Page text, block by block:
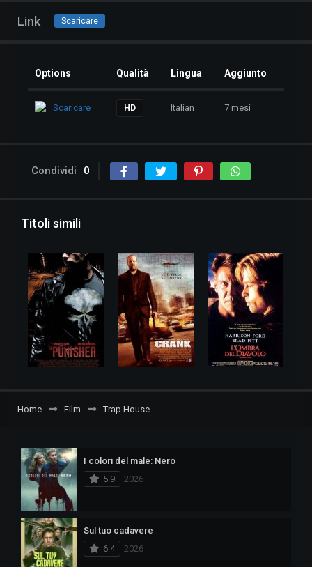
Link Scaricare
Options Qualità Lingua Aggiunto
Scaricare HD Italian 7 mesi
Condividi 0
Titoli simili
Home Film Trap House
I colori del male: Nero
5.9
2026
Sul tuo cadavere
6.4
2026